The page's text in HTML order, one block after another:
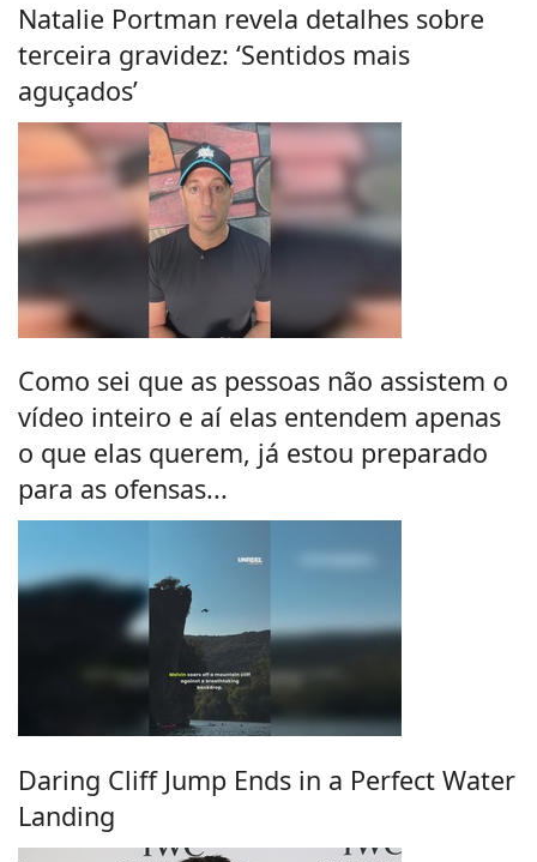
Natalie Portman revela detalhes sobre
terceira gravidez: ‘Sentidos mais
aguçados’
Como sei que as pessoas não assistem o
vídeo inteiro e aí elas entendem apenas
o que elas querem, já estou preparado
para as ofensas...
Daring Cliff Jump Ends in a Perfect Water
Landing